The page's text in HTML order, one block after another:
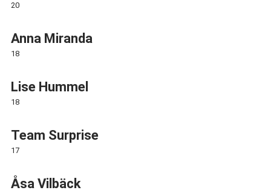
20
Anna Miranda
18
Lise Hummel
18
Team Surprise
17
Åsa Vilbäck